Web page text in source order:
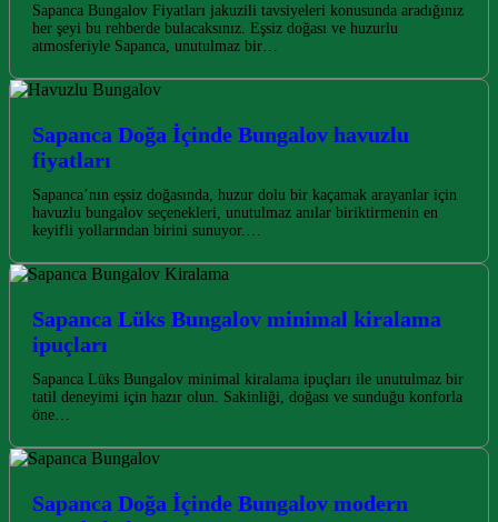
Sapanca Bungalov Fiyatları jakuzili tavsiyeleri konusunda aradığınız
her şeyi bu rehberde bulacaksınız. Eşsiz doğası ve huzurlu
atmosferiyle Sapanca, unutulmaz bir…
Sapanca Doğa İçinde Bungalov havuzlu
fiyatları
Sapanca’nın eşsiz doğasında, huzur dolu bir kaçamak arayanlar için
havuzlu bungalov seçenekleri, unutulmaz anılar biriktirmenin en
keyifli yollarından birini sunuyor.…
Sapanca Lüks Bungalov minimal kiralama
ipuçları
Sapanca Lüks Bungalov minimal kiralama ipuçları ile unutulmaz bir
tatil deneyimi için hazır olun. Sakinliği, doğası ve sunduğu konforla
öne…
Sapanca Doğa İçinde Bungalov modern